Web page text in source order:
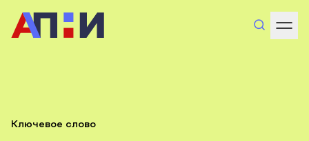
Ключевое слово